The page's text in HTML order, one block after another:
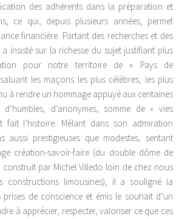
des adhérents dans la préparation et
ce qui, depuis plusieurs années, permet
financière. Partant des recherches et des
insisté sur la richesse du sujet justifiant plus
pour notre territoire de « Pays de
les maçons les plus célèbres, les plus
à rendre un hommage appuyé aux centaines
d’anonymes, somme de « vies
fait l’histoire. Mêlant dans son admiration
aussi prestigieuses que modestes, sentant
création-savoir-faire (du double dôme de
construit par Michel Villedo loin de chez nous
limousines), il a souligné la
prises de conscience et émis le souhait d’un
à apprécier, respecter, valoriser ce que ces